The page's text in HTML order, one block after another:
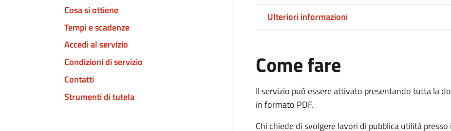
Cosa si ottiene
Tempi e scadenze
Accedi al servizio
Condizioni di servizio
Contatti
Strumenti di tutela
Ulteriori informazioni
Come fare
Il servizio può essere attivato presentando tutta la
in formato PDF.
Chi chiede di svolgere lavori di pubblica utilità